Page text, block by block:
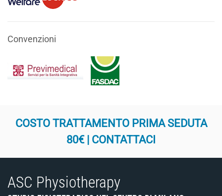
Convenzioni
COSTO TRATTAMENTO PRIMA SEDUTA
80€ | CONTATTACI
ASC Physiotherapy